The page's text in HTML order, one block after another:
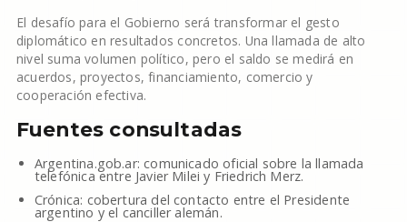
El desafío para el Gobierno será transformar el gesto
diplomático en resultados concretos. Una llamada de alto
nivel suma volumen político, pero el saldo se medirá en
acuerdos, proyectos, financiamiento, comercio y
cooperación efectiva.
Fuentes consultadas
Argentina.gob.ar: comunicado oficial sobre la llamada
telefónica entre Javier Milei y Friedrich Merz.
Crónica: cobertura del contacto entre el Presidente
argentino y el canciller alemán.